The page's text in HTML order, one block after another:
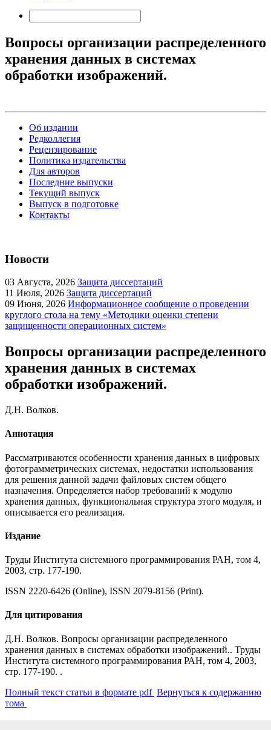
Вопросы организации распределенного
хранения данных в системах
обработки изображений.
Об издании
Редколлегия
Рецензирование
Политика издательства
Для авторов
Последние выпуски
Текущий выпуск
Выпуск в подготовке
Контакты
Новости
03 Августа, 2026 Защита диссертаций
11 Июля, 2026 Защита диссертаций
09 Июня, 2026 Информационное сообщение о проведении
круглого стола на тему «Методики оценки степени
защищенности операционных систем»
Вопросы организации распределенного
хранения данных в системах
обработки изображений.
Д.Н. Волков.
Аннотация
Рассматриваются особенности хранения данных в цифровых
фотограмметрических системах, недостатки использования
для решения данной задачи файловых систем общего
назначения. Определяется набор требований к модулю
хранения данных, функциональная структура этого модуля, и
описывается его реализация.
Издание
Труды Института системного программирования РАН, том 4,
2003, стр. 177-190.
ISSN 2220-6426 (Online), ISSN 2079-8156 (Print).
Для цитирования
Д.Н. Волков. Вопросы организации распределенного
хранения данных в системах обработки изображений.. Труды
Института системного программирования РАН, том 4, 2003,
стр. 177-190. .
Полный текст статьи в формате pdf Вернуться к содержанию
тома